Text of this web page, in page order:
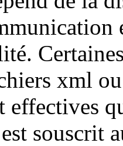
xml
effectives
souscrit